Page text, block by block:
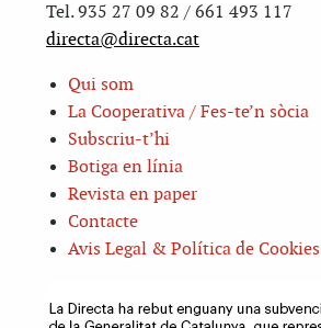
Tel. 935 27 09 82 / 661 493 117
directa@directa.cat
Qui som
La Cooperativa / Fes-te’n sòcia
Subscriu-t’hi
Botiga en línia
Revista en paper
Contacte
Avis Legal & Política de Cookies